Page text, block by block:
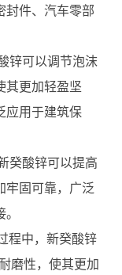
封件、汽车零部
锌可以调节泡沫
其更加轻盈坚
应用于建筑保
癸酸锌可以提高
牢固可靠，广泛
程中，新癸酸锌
磨性，使其更加